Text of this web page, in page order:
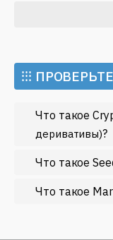
Майнинг
Регулирование
Рынок и
Экономика
Эфириум
⁝⁝⁝
Что такое
деривативы)?
Что такое
Что такое